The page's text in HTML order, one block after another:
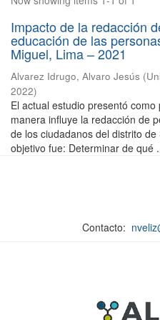
Impacto de la redacción
educación de las
Miguel, Lima – 2021
Alvarez Idrugo, Alvaro Jesús (
2022)
El actual estudio presentó
manera influye la redacción de
de los ciudadanos del distrito
objetivo fue: Determinar de qué
Contacto: